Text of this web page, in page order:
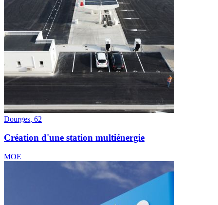
Dourges, 62
Création d'une station multiénergie
MOE